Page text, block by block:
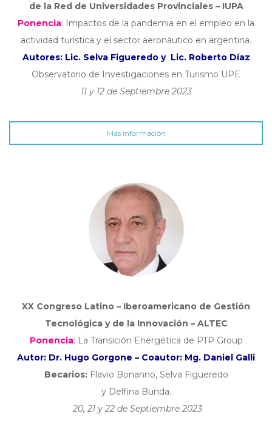
de la Red de Universidades Provinciales – IUPA
Ponencia: Impactos de la pandemia en el empleo en la
actividad turística y el sector aeronáutico en argentina.
Autores: Lic. Selva Figueredo y Lic. Roberto Díaz
Observatorio de Investigaciones en Turismo UPE
11 y 12 de Septiembre 2023
Más información
XX Congreso Latino – Iberoamericano de Gestión
Tecnológica y de la Innovación – ALTEC
Ponencia: La Transición Energética de PTP Group
Autor: Dr. Hugo Gorgone – Coautor: Mg. Daniel Galli
Becarios: Flavio Bonanno, Selva Figueredo
y Delfina Bunda.
20, 21 y 22 de Septiembre 2023